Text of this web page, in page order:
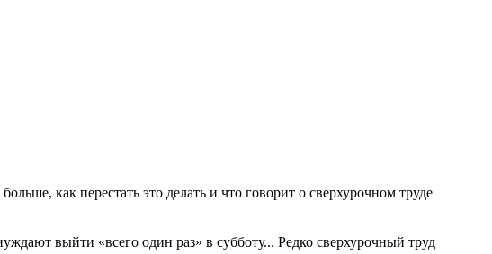
как перестать это делать и что говорит о сверхурочном труде
выйти «всего один раз» в субботу... Редко сверхурочный труд